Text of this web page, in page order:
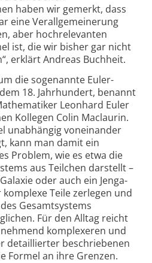
haben wir gemerkt, dass
eine Verallgemeinerung
aber hochrelevanten
ist, die wir bisher gar nicht
erklärt Andreas Buchheit.
die sogenannte Euler-
18. Jahrhundert, benannt
Leonhard Euler
Kollegen Colin Maclaurin.
unabhängig voneinander
kann man damit ein
Problem, wie es etwa die
aus Teilchen darstellt –
oder auch ein Jenga-
komplexe Teile zerlegen und
Gesamtsystems
Für den Alltag reicht
komplexeren und
detaillierter beschriebenen
Formel an ihre Grenzen.